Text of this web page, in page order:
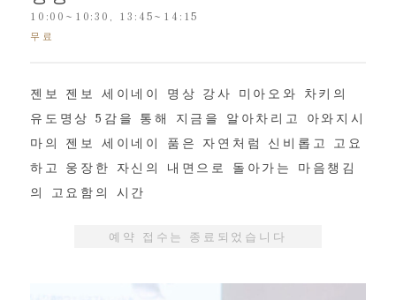
10:00~10:30, 13:45~14:15
무료
젠보 젠보 세이네이 명상 강사 미아오와 차키의
유도명상 5감을 통해 지금을 알아차리고 아와지시
마의 젠보 세이네이 품은 자연처럼 신비롭고 고요
하고 웅장한 자신의 내면으로 돌아가는 마음챙김
의 고요함의 시간
예약 접수는 종료되었습니다